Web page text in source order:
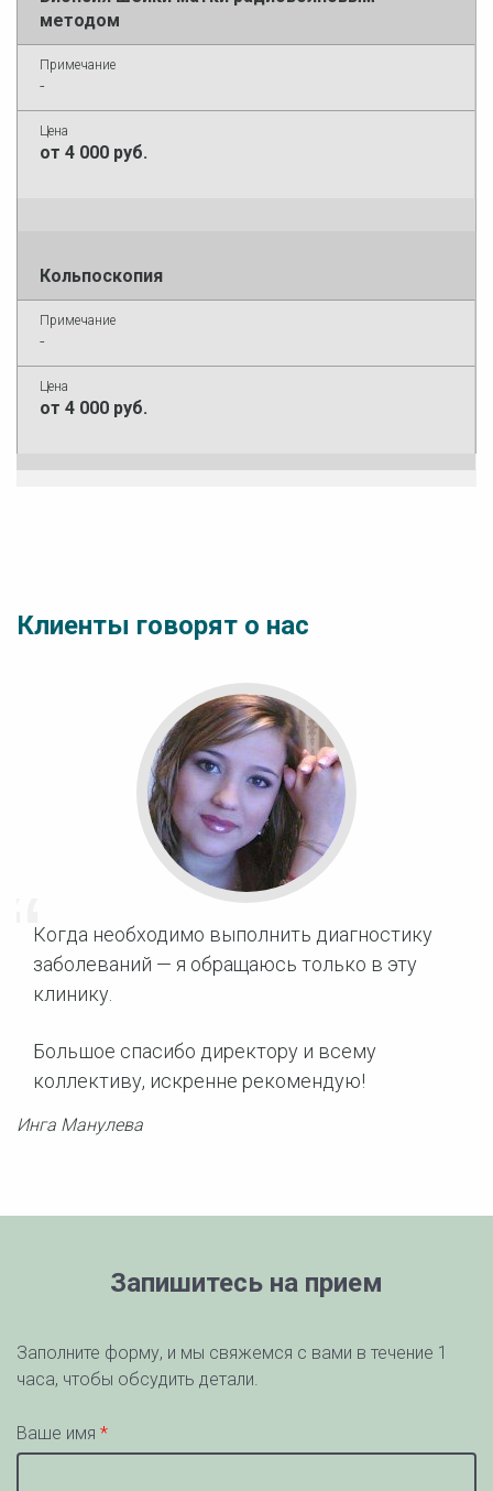
методом
-
от 4 000 руб.
Кольпоскопия
-
от 4 000 руб.
Клиенты говорят о нас
Когда необходимо выполнить диагностику
заболеваний — я обращаюсь только в эту
клинику.
Большое спасибо директору и всему
коллективу, искренне рекомендую!
Инга Манулева
Запишитесь на прием
Заполните форму, и мы свяжемся с вами в течение 1
часа, чтобы обсудить детали.
Ваше имя